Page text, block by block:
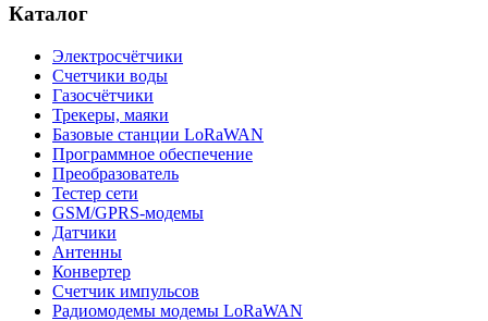
Каталог
Электросчётчики
Счетчики воды
Газосчётчики
Трекеры, маяки
Базовые станции LoRaWAN
Программное обеспечение
Преобразователь
Тестер сети
GSM/GPRS-модемы
Датчики
Антенны
Конвертер
Счетчик импульсов
Радиомодемы модемы LoRaWAN